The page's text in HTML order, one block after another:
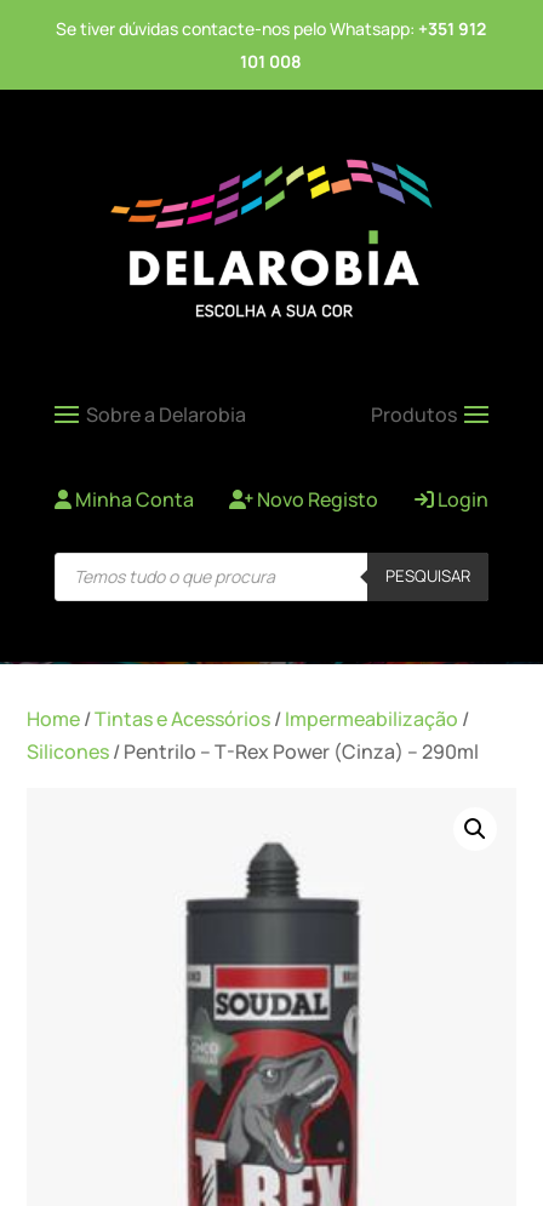
Se tiver dúvidas contacte-nos pelo Whatsapp: +351 912
101 008
Minha Conta Novo Registo Login
Products
search PESQUISAR
Home/Tintas e Acessórios/Impermeabilização /
Silicones/ Pentrilo – T-Rex Power (Cinza) – 290ml